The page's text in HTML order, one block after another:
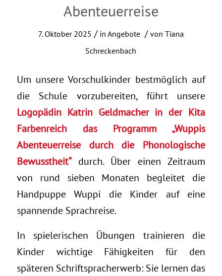
Abenteuerreise
7. Oktober 2025 / in Angebote / von Tiana
Schreckenbach
Um unsere Vorschulkinder bestmöglich auf
die Schule vorzubereiten, führt unsere
Logopädin Katrin Geldmacher in der Kita
Farbenreich das Programm „Wuppis
Abenteuerreise durch die Phonologische
Bewusstheit“durch. Über einen Zeitraum
von rund sieben Monaten begleitet die
Handpuppe Wuppi die Kinder auf eine
spannende Sprachreise.
In spielerischen Übungen trainieren die
Kinder wichtige Fähigkeiten für den
späteren Schriftspracherwerb: Sie lernen das